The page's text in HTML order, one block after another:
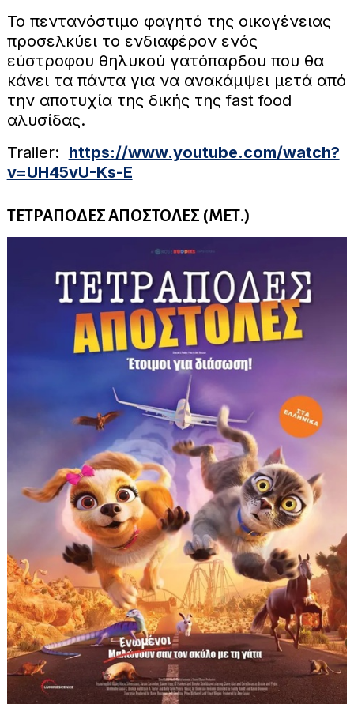
Το πεντανόστιμο φαγητό της οικογένειας
προσελκύει το ενδιαφέρον ενός
εύστροφου θηλυκού γατόπαρδου που θα
κάνει τα πάντα για να ανακάμψει μετά από
την αποτυχία της δικής της fast food
αλυσίδας.
Trailer: https://www.youtube.com/watch?
v=UH45vU-Ks-E
ΤΕΤΡΑΠΟΔΕΣ ΑΠΟΣΤΟΛΕΣ (ΜΕΤ.)